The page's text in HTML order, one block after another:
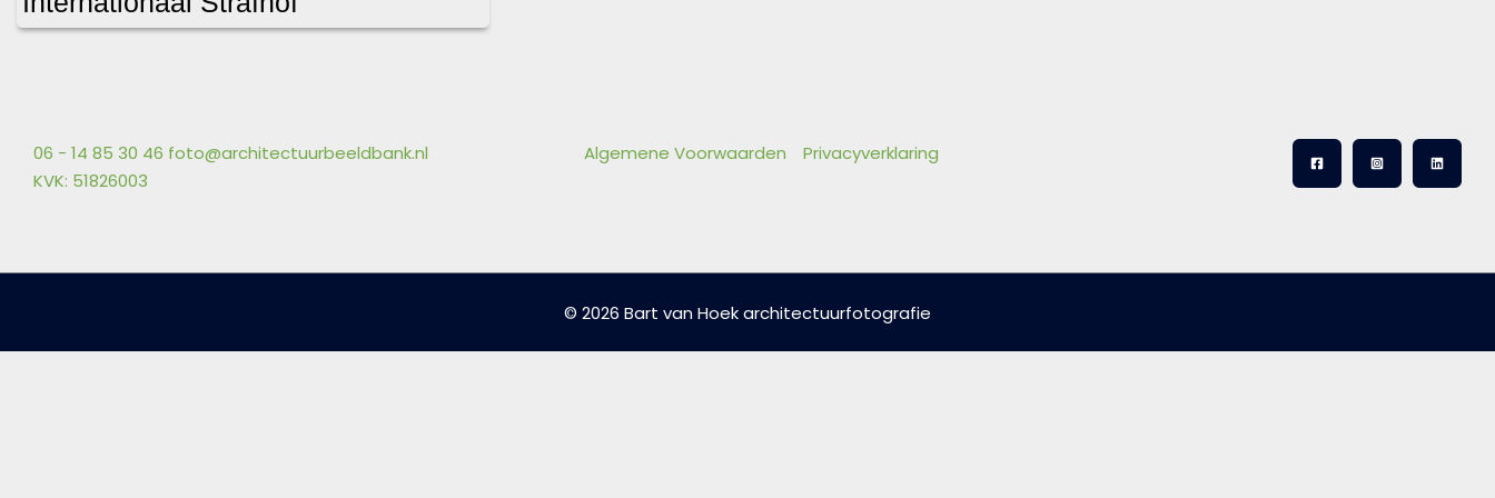
06 - 14 85 30 46 foto@architectuurbeeldbank.nl
KVK: 51826003
Algemene Voorwaarden Privacyverklaring
© 2026 Bart van Hoek architectuurfotografie